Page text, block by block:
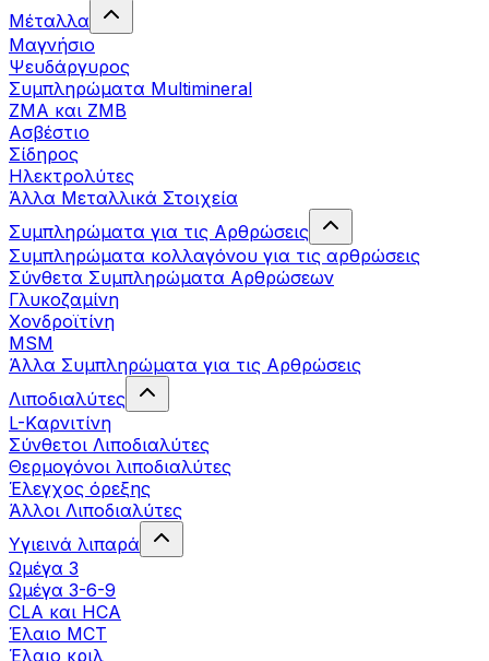
Μέταλλα
Μαγνήσιο
Ψευδάργυρος
Συμπληρώματα Multimineral
ZMA και ZMB
Ασβέστιο
Σίδηρος
Ηλεκτρολύτες
Άλλα Mεταλλικά Στοιχεία
Συμπληρώματα για τις Αρθρώσεις
Συμπληρώματα κολλαγόνου για τις αρθρώσεις
Σύνθετα Συμπληρώματα Αρθρώσεων
Γλυκοζαμίνη
Χονδροϊτίνη
MSM
Άλλα Συμπληρώματα για τις Αρθρώσεις
Λιποδιαλύτες
L-Kαρνιτίνη
Σύνθετοι Λιποδιαλύτες
Θερμογόνοι λιποδιαλύτες
Έλεγχος όρεξης
Άλλοι Λιποδιαλύτες
Υγιεινά λιπαρά
Ωμέγα 3
Ωμέγα 3-6-9
CLA και HCA
Έλαιο MCT
Έλαιο κριλ